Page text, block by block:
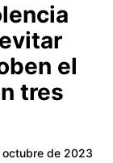
el
tres
octubre de 2023